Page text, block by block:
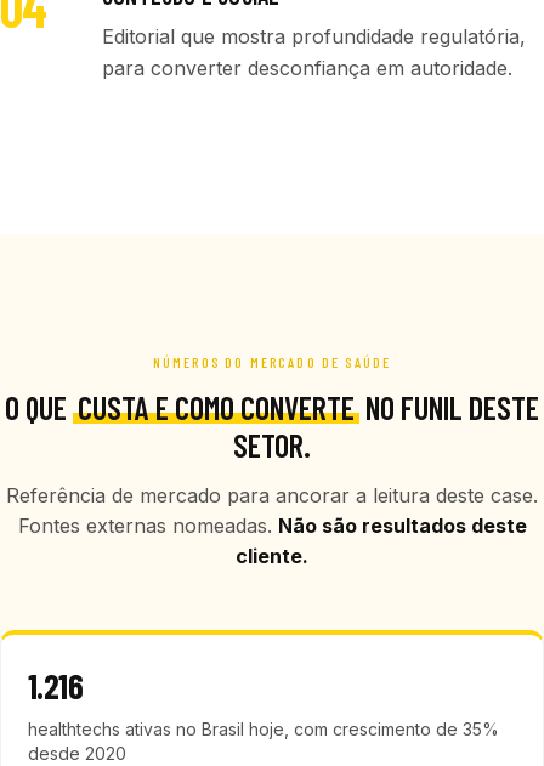
Editorial que mostra profundidade regulatória,
para converter desconfiança em autoridade.
NÚMEROS DO MERCADO DE SAÚDE
O QUE CUSTA E COMO CONVERTE NO FUNIL DESTE
SETOR.
Referência de mercado para ancorar a leitura deste case.
Fontes externas nomeadas. Não são resultados deste
cliente.
1.216
healthtechs ativas no Brasil hoje, com crescimento de 35%
desde 2020